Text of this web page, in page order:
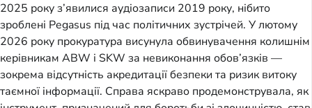
2025 року з’явилися аудіозаписи 2019 року, нібито
зроблені Pegasus під час політичних зустрічей. У лютому
2026 року прокуратура висунула обвинувачення колишнім
керівникам ABW і SKW за невиконання обов’язків —
зокрема відсутність акредитації безпеки та ризик витоку
таємної інформації. Справа яскраво продемонструвала, як